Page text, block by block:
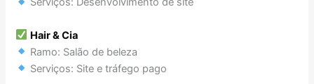
Hair & Cia
Ramo: Salão de beleza
Serviços: Site e tráfego pago